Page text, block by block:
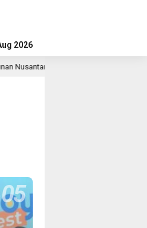
2026
Perkuat Daya Saing UMKM Kopi